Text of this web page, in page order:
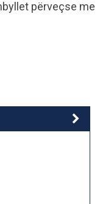
përveçse me